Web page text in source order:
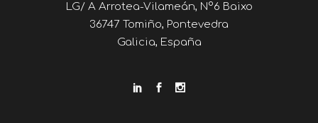
LG/ A Arrotea-Vilameán, Nº6 Baixo
36747 Tomiño, Pontevedra
Galicia, España